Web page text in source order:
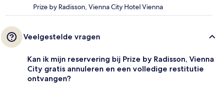
Prize by Radisson, Vienna City Hotel Vienna
Veelgestelde vragen
Kan ik mijn reservering bij Prize by Radisson, Vienna
City gratis annuleren en een volledige restitutie
ontvangen?